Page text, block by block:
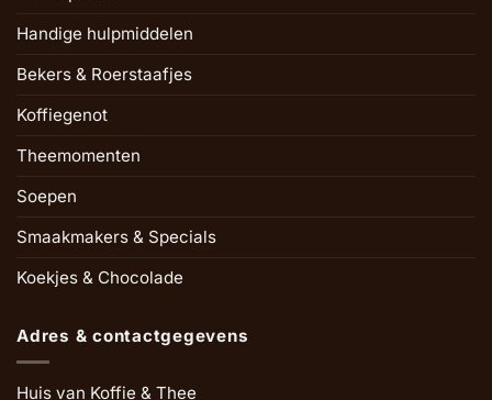
Handige hulpmiddelen
Bekers & Roerstaafjes
Koffiegenot
Theemomenten
Soepen
Smaakmakers & Specials
Koekjes & Chocolade
Adres & contactgegevens
Huis van Koffie & Thee